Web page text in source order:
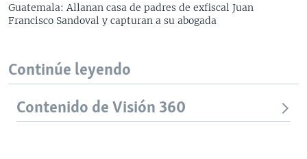
Guatemala: Allanan casa de padres de exfiscal Juan
Francisco Sandoval y capturan a su abogada
Continúe leyendo
Contenido de Visión 360